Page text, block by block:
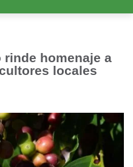
rinde homenaje a
locales